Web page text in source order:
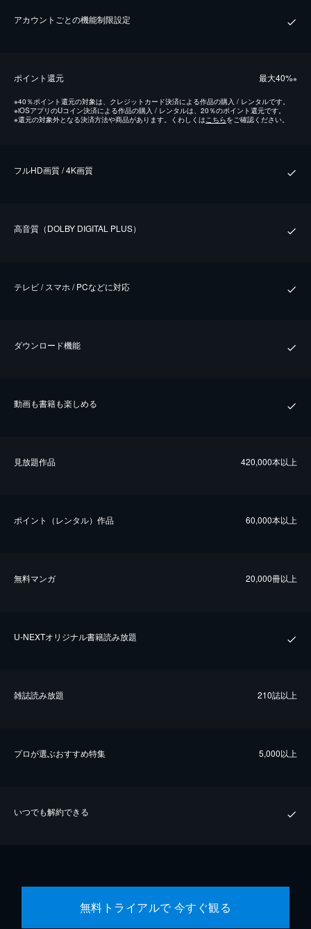
アカウントごとの機能制限設定
ポイント還元 最⼤40%※
※40％ポイント還元の対象は、クレジットカード決済による作品の購入 / レンタルです。
※iOSアプリのUコイン決済による作品の購入 / レンタルは、20％のポイント還元です。
※還元の対象外となる決済方法や商品があります。くわしくはこちらをご確認ください。
フルHD画質 / 4K画質
⾼⾳質（DOLBY DIGITAL PLUS）
テレビ / スマホ / PCなどに対応
ダウンロード機能
動画も書籍も楽しめる
⾒放題作品 420,000本以上
ポイント（レンタル）作品 60,000本以上
無料マンガ 20,000冊以上
U-NEXTオリジナル書籍読み放題
雑誌読み放題 210誌以上
プロが選ぶおすすめ特集 5,000以上
いつでも解約できる
無料トライアルで 今すぐ観る